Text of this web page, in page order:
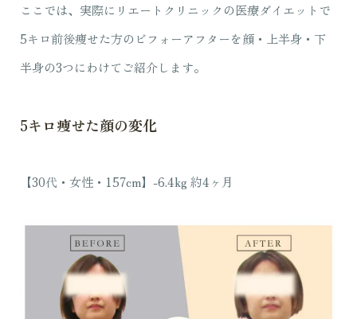
ここでは、実際にリエートクリニックの医療ダイエットで
5キロ前後痩せた方のビフォーアフターを顔・上半身・下
半身の3つにわけてご紹介します。
5キロ痩せた顔の変化
【30代・女性・157cm】-6.4kg 約4ヶ月